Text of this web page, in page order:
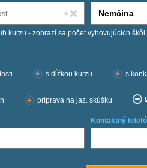
kurzu - zobrazí sa počet vyhovujúcich škôl
s dĺžkou kurzu s
príprava na jaz. skúšku
Kontaktný